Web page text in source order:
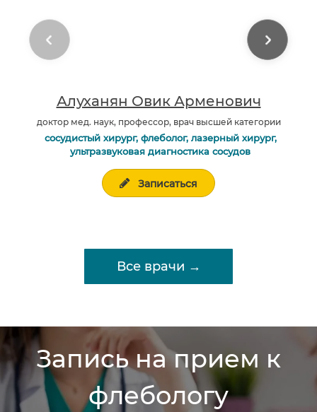
Алуханян Овик Арменович
доктор мед. наук, профессор, врач высшей категории
сосудистый хирург, флеболог, лазерный хирург,
ультразвуковая диагностика сосудов
Записаться
Все врачи →
Запись на прием к
флебологу